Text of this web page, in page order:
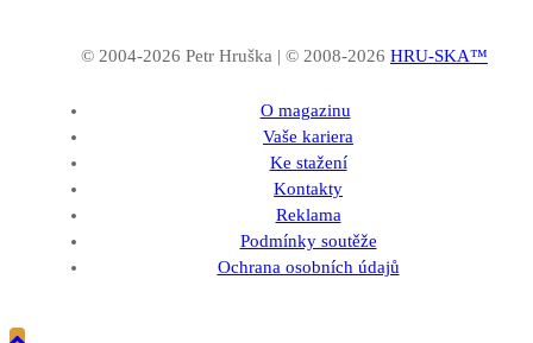
© 2004-2026 Petr Hruška | © 2008-2026 HRU-SKA™
O magazinu
Vaše kariera
Ke stažení
Kontakty
Reklama
Podmínky soutěže
Ochrana osobních údajů